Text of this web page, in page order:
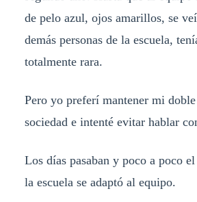
de pelo azul, ojos amarillos, se
demás personas de la escuela,
totalmente rara.
Pero yo preferí mantener mi
sociedad e intenté evitar hablar
Los días pasaban y poco a poco
la escuela se adaptó al equipo.